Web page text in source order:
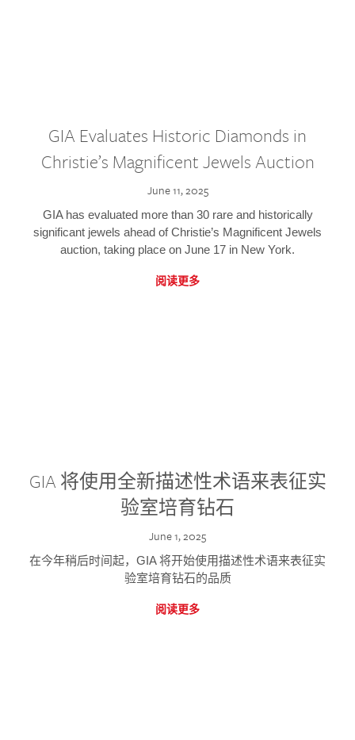
GIA Evaluates Historic Diamonds in
Christie’s Magnificent Jewels Auction
June 11, 2025
GIA has evaluated more than 30 rare and historically
significant jewels ahead of Christie’s Magnificent Jewels
auction, taking place on June 17 in New York.
阅读更多
GIA 将使用全新描述性术语来表征实
验室培育钻石
June 1, 2025
在今年稍后时间起，GIA 将开始使用描述性术语来表征实
验室培育钻石的品质
阅读更多